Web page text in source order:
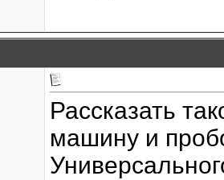
Рассказать
машину и